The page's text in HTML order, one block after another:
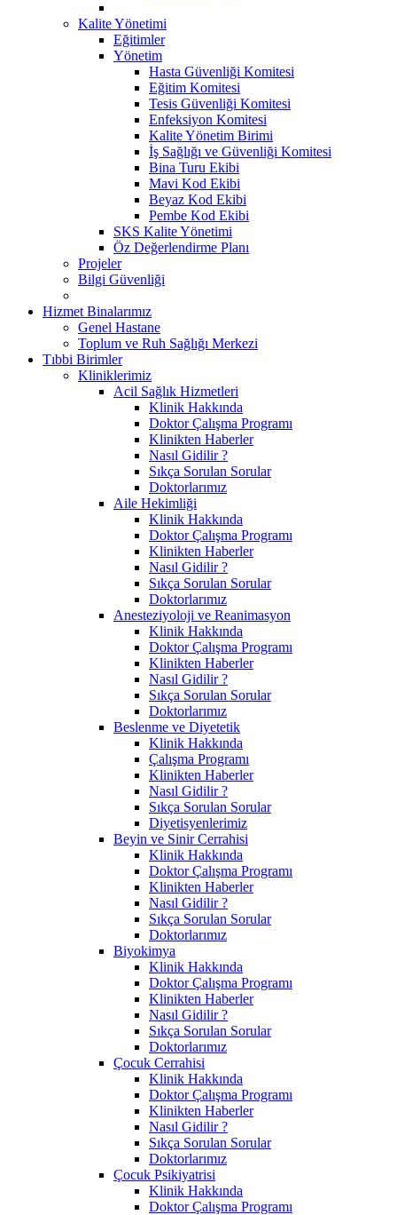
Kalite Yönetimi
Eğitimler
Yönetim
Hasta Güvenliği Komitesi
Eğitim Komitesi
Tesis Güvenliği Komitesi
Enfeksiyon Komitesi
Kalite Yönetim Birimi
İş Sağlığı ve Güvenliği Komitesi
Bina Turu Ekibi
Mavi Kod Ekibi
Beyaz Kod Ekibi
Pembe Kod Ekibi
SKS Kalite Yönetimi
Öz Değerlendirme Planı
Projeler
Bilgi Güvenliği
Hizmet Binalarımız
Genel Hastane
Toplum ve Ruh Sağlığı Merkezi
Tıbbi Birimler
Kliniklerimiz
Acil Sağlık Hizmetleri
Klinik Hakkında
Doktor Çalışma Programı
Klinikten Haberler
Nasıl Gidilir ?
Sıkça Sorulan Sorular
Doktorlarımız
Aile Hekimliği
Klinik Hakkında
Doktor Çalışma Programı
Klinikten Haberler
Nasıl Gidilir ?
Sıkça Sorulan Sorular
Doktorlarımız
Anesteziyoloji ve Reanimasyon
Klinik Hakkında
Doktor Çalışma Programı
Klinikten Haberler
Nasıl Gidilir ?
Sıkça Sorulan Sorular
Doktorlarımız
Beslenme ve Diyetetik
Klinik Hakkında
Çalışma Programı
Klinikten Haberler
Nasıl Gidilir ?
Sıkça Sorulan Sorular
Diyetisyenlerimiz
Beyin ve Sinir Cerrahisi
Klinik Hakkında
Doktor Çalışma Programı
Klinikten Haberler
Nasıl Gidilir ?
Sıkça Sorulan Sorular
Doktorlarımız
Biyokimya
Klinik Hakkında
Doktor Çalışma Programı
Klinikten Haberler
Nasıl Gidilir ?
Sıkça Sorulan Sorular
Doktorlarımız
Çocuk Cerrahisi
Klinik Hakkında
Doktor Çalışma Programı
Klinikten Haberler
Nasıl Gidilir ?
Sıkça Sorulan Sorular
Doktorlarımız
Çocuk Psikiyatrisi
Klinik Hakkında
Doktor Çalışma Programı